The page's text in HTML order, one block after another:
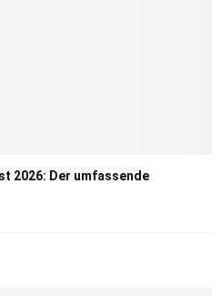
2026: Der umfassende